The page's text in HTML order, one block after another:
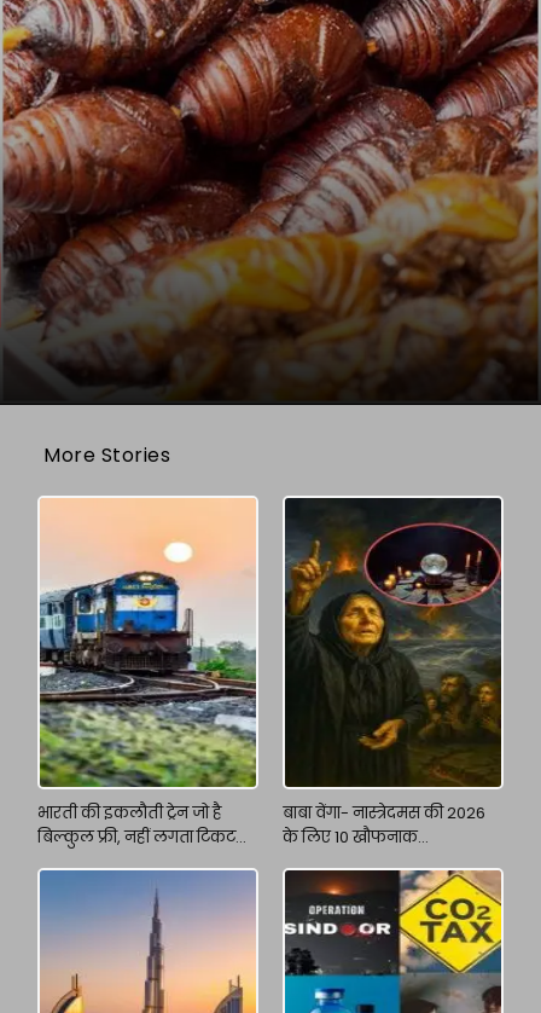
More Stories
भारती की इकलौती ट्रेन जो है
बिल्कुल फ्री, नहीं लगता टिकट
बाबा वेंगा- नास्त्रेदमस की 2026
के लिए 10 खौफनाक